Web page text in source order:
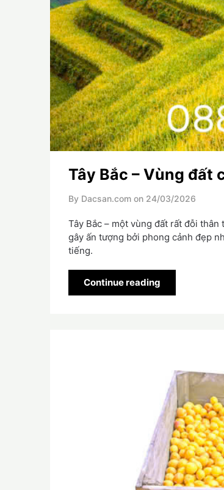
Tây Bắc – Vùng đất
By Dacsan.com on 24/03/2026
Tây Bắc – một vùng đất rất đỗi
gây ấn tượng bởi phong cảnh đẹp
tiếng.
Continue reading